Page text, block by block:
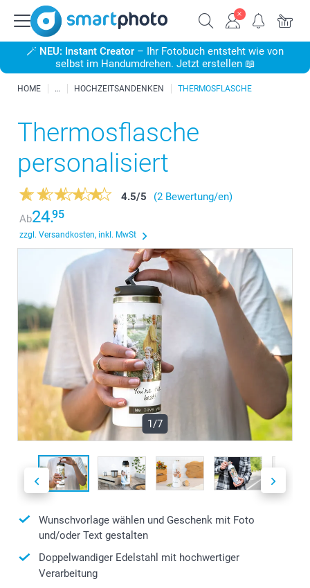
🪄 NEU: Instant Creator – Ihr Fotobuch entsteht wie von
selbst im Handumdrehen. Jetzt erstellen 📖
HOME HOCHZEITSANDENKEN THERMOSFLASCHE
Thermosflasche
personalisiert
4.5/5
(2 Bewertung/en)
Ab24.95
zzgl. Versandkosten, inkl. MwSt
1/7
Wunschvorlage wählen und Geschenk mit Foto
und/oder Text gestalten
Doppelwandiger Edelstahl mit hochwertiger
Verarbeitung